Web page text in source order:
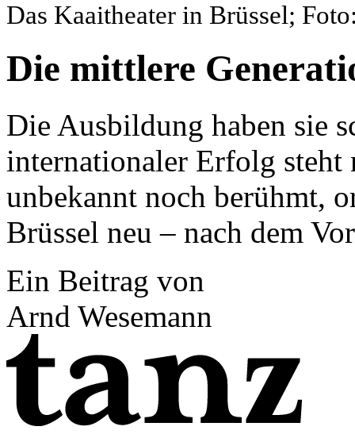
Das Kaaitheater in Brüssel;
Die mittlere
Die Ausbildung haben sie
internationaler Erfolg steht
unbekannt noch berühmt,
Brüssel neu – nach dem
Ein Beitrag von
Arnd Wesemann